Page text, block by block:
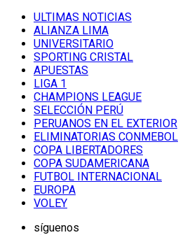
ULTIMAS NOTICIAS
ALIANZA LIMA
UNIVERSITARIO
SPORTING CRISTAL
APUESTAS
LIGA 1
CHAMPIONS LEAGUE
SELECCIÓN PERÚ
PERUANOS EN EL EXTERIOR
ELIMINATORIAS CONMEBOL
COPA LIBERTADORES
COPA SUDAMERICANA
FUTBOL INTERNACIONAL
EUROPA
VOLEY
síguenos